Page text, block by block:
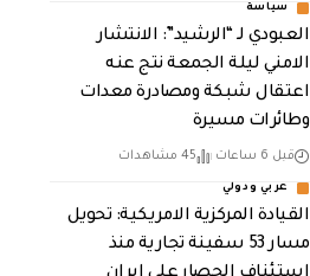
سياسة
العبودي لـ “الرشيد”: الانتشار
الامني ليلة الجمعة نتج عنه
اعتقال شبكة ومصادرة معدات
وطائرات مسيرة
قبل 6 ساعات 45 مشاهدات
عربي ودولي
القيادة المركزية الامريكية: تحويل
مسار 53 سفينة تجارية منذ